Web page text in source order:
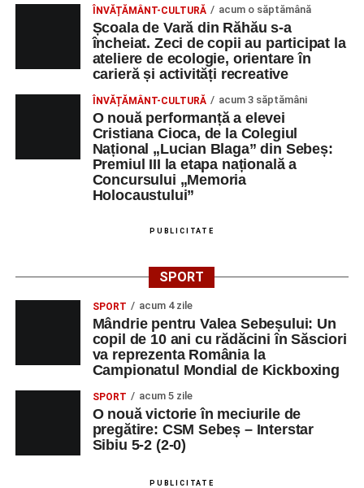
ÎNVĂȚĂMÂNT-CULTURĂ acum o săptămână
Școala de Vară din Răhău s-a
încheiat. Zeci de copii au participat la
ateliere de ecologie, orientare în
carieră și activități recreative
ÎNVĂȚĂMÂNT-CULTURĂ acum 3 săptămâni
O nouă performanță a elevei
Cristiana Cioca, de la Colegiul
Național „Lucian Blaga” din Sebeș:
Premiul III la etapa națională a
Concursului „Memoria
Holocaustului”
PUBLICITATE
SPORT
SPORT acum 4 zile
Mândrie pentru Valea Sebeșului: Un
copil de 10 ani cu rădăcini în Săsciori
va reprezenta România la
Campionatul Mondial de Kickboxing
SPORT acum 5 zile
O nouă victorie în meciurile de
pregătire: CSM Sebeș – Interstar
Sibiu 5-2 (2-0)
PUBLICITATE